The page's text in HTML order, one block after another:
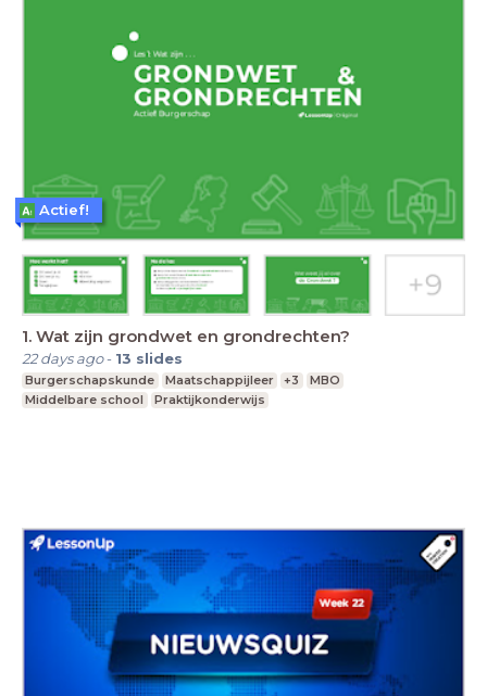
1. Wat zijn grondwet en grondrechten?
22 days ago- 13 slides
Burgerschapskunde Maatschappijleer +3
MBO
Middelbare school
Praktijkonderwijs
Actief!